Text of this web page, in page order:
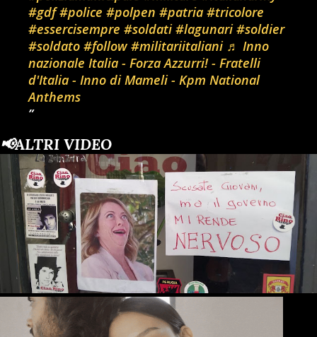
#gdf #police #polpen #patria #tricolore
#essercisempre #soldati #lagunari #soldier
#soldato #follow #militariitaliani ♬ Inno
nazionale Italia - Forza Azzurri! - Fratelli
d'Italia - Inno di Mameli - Kpm National
Anthems
📢ALTRI VIDEO